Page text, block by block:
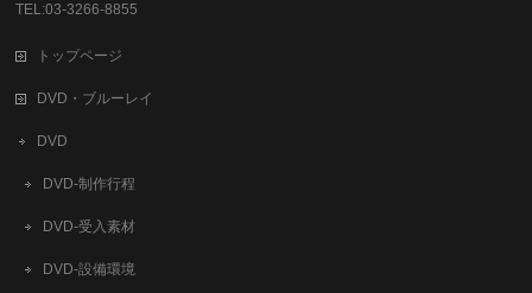
TEL:03-3266-8855
トップページ
DVD・ブルーレイ
DVD
DVD-制作行程
DVD-受入素材
DVD-設備環境